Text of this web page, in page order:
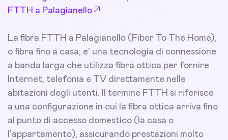
FTTH a Palagianello
La fibra FTTH a Palagianello (Fiber To The Home),
o fibra fino a casa, e' una tecnologia di connessione
a banda larga che utilizza fibra ottica per fornire
Internet, telefonia e TV direttamente nelle
abitazioni degli utenti. Il termine FTTH si riferisce
a una configurazione in cui la fibra ottica arriva fino
al punto di accesso domestico (la casa o
l'appartamento), assicurando prestazioni molto